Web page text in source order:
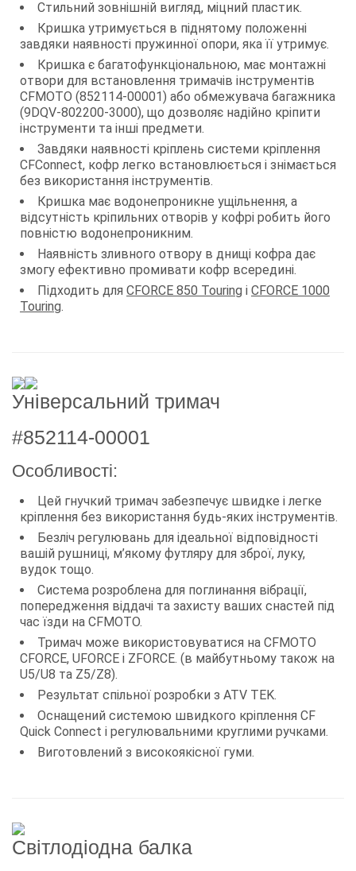
Стильний зовнішній вигляд, міцний пластик.
Кришка утримується в піднятому положенні
завдяки наявності пружинної опори, яка її утримує.
Кришка є багатофункціональною, має монтажні
отвори для встановлення тримачів інструментів
CFMOTO (852114-00001) або обмежувача багажника
(9DQV-802200-3000), що дозволяє надійно кріпити
інструменти та інші предмети.
Завдяки наявності кріплень системи кріплення
CFConnect, кофр легко встановлюється і знімається
без використання інструментів.
Кришка має водонепроникне ущільнення, а
відсутність кріпильних отворів у кофрі робить його
повністю водонепроникним.
Наявність зливного отвору в днищі кофра дає
змогу ефективно промивати кофр всередині.
Підходить для CFORCE 850 Touring і CFORCE 1000
Touring.
Універсальний тримач
#852114-00001
Особливості:
Цей гнучкий тримач забезпечує швидке і легке
кріплення без використання будь-яких інструментів.
Безліч регулювань для ідеальної відповідності
вашій рушниці, м’якому футляру для зброї, луку,
вудок тощо.
Система розроблена для поглинання вібрації,
попередження віддачі та захисту ваших снастей під
час їзди на CFMOTO.
Тримач може використовуватися на CFMOTO
CFORCE, UFORCE і ZFORCE. (в майбутньому також на
U5/U8 та Z5/Z8).
Результат спільної розробки з ATV TEK.
Оснащений системою швидкого кріплення CF
Quick Connect і регулювальними круглими ручками.
Виготовлений з високоякісної гуми.
Світлодіодна балка